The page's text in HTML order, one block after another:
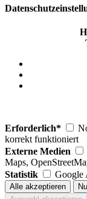
Erforderlich*
korrekt funktioniert
Externe Medien
Maps,
Statistik
Google